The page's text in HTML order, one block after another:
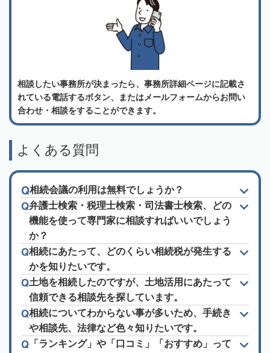
相談したい事務所が決まったら、事務所詳細ページに記載さ
れている電話するボタン、またはメールフォームからお問い
合わせ・相談をすることができます。
よくある質問
相続会議の利用は無料でしょうか？
弁護士検索・税理士検索・司法書士検索、どの
機能を使って専門家に相談すればいいでしょう
か？
相続にあたって、どのくらい相続税が発生する
かを知りたいです。
土地を相続したのですが、土地活用にあたって
信頼できる相談先を探しています。
相続についてわからない事が多いため、手続き
や相談先、法律など色々知りたいです。
「ランキング」や「口コミ」「おすすめ」って